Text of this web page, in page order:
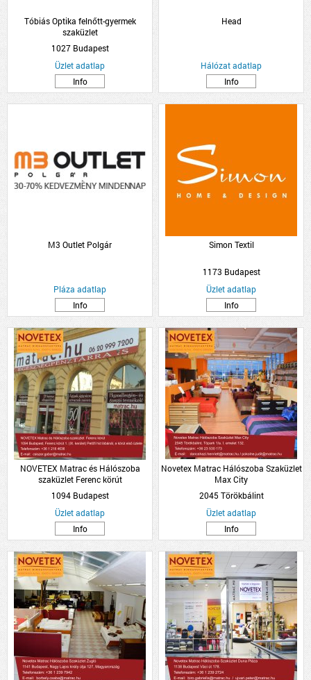
Tóbiás Optika felnőtt-gyermek
szaküzlet
1027 Budapest
Üzlet adatlap
Info
Head
Hálózat adatlap
Info
M3 Outlet Polgár
Pláza adatlap
Info
Simon Textil
1173 Budapest
Üzlet adatlap
Info
NOVETEX Matrac és Hálószoba
szaküzlet Ferenc körút
1094 Budapest
Üzlet adatlap
Info
Novetex Matrac Hálószoba Szaküzlet
Max City
2045 Törökbálint
Üzlet adatlap
Info